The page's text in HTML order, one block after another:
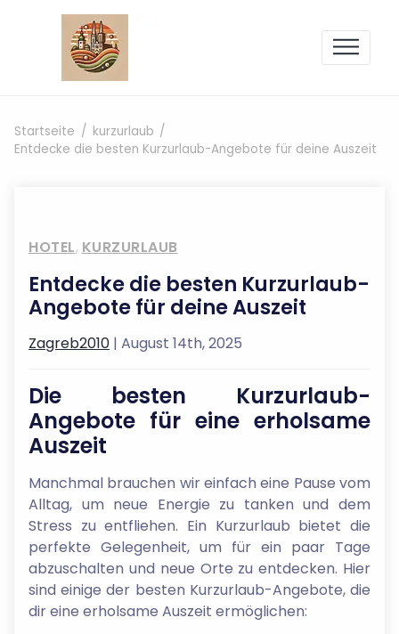
Zum Inhalt springen
Startseite
kurzurlaub
Entdecke die besten Kurzurlaub-Angebote für deine Auszeit
HOTEL, KURZURLAUB
Entdecke die besten Kurzurlaub-
Angebote für deine Auszeit
Zagreb2010 | August 14th, 2025
Die besten Kurzurlaub-
Angebote für eine erholsame
Auszeit
Manchmal brauchen wir einfach eine Pause vom
Alltag, um neue Energie zu tanken und dem
Stress zu entfliehen. Ein Kurzurlaub bietet die
perfekte Gelegenheit, um für ein paar Tage
abzuschalten und neue Orte zu entdecken. Hier
sind einige der besten Kurzurlaub-Angebote, die
dir eine erholsame Auszeit ermöglichen: